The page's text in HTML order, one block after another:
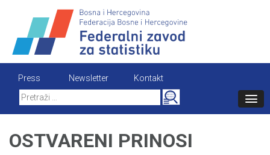
content
Press Newsletter
Kontakt
Search
for:
OSTVARENI PRINOSI